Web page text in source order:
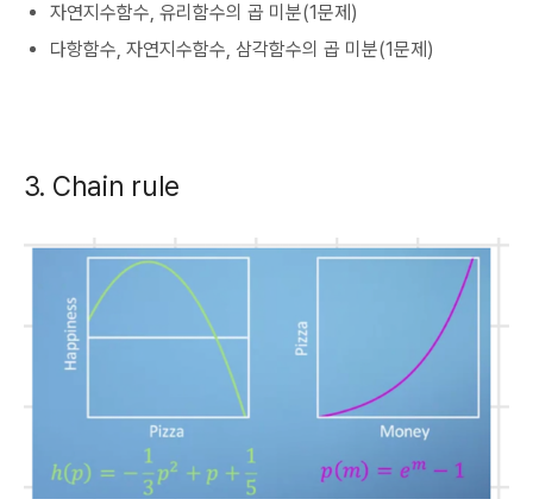
자연지수함수, 유리함수의 곱 미분(1문제)
다항함수, 자연지수함수, 삼각함수의 곱 미분(1문제)
3. Chain rule